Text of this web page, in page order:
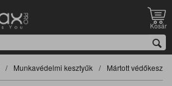
Kosár
Munkavédelmi kesztyűk Mártott védőkesztyű